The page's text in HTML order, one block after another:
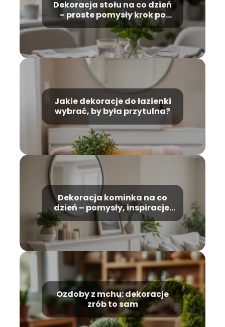
Dekoracja stołu na co dzień
– proste pomysły krok po
kroku
Jakie dekoracje do łazienki
wybrać, by była przytulna?
Dekoracja kominka na co
dzień – pomysły, inspiracje,
stylizacja
Ozdoby z mchu: dekoracje
zrób to sam